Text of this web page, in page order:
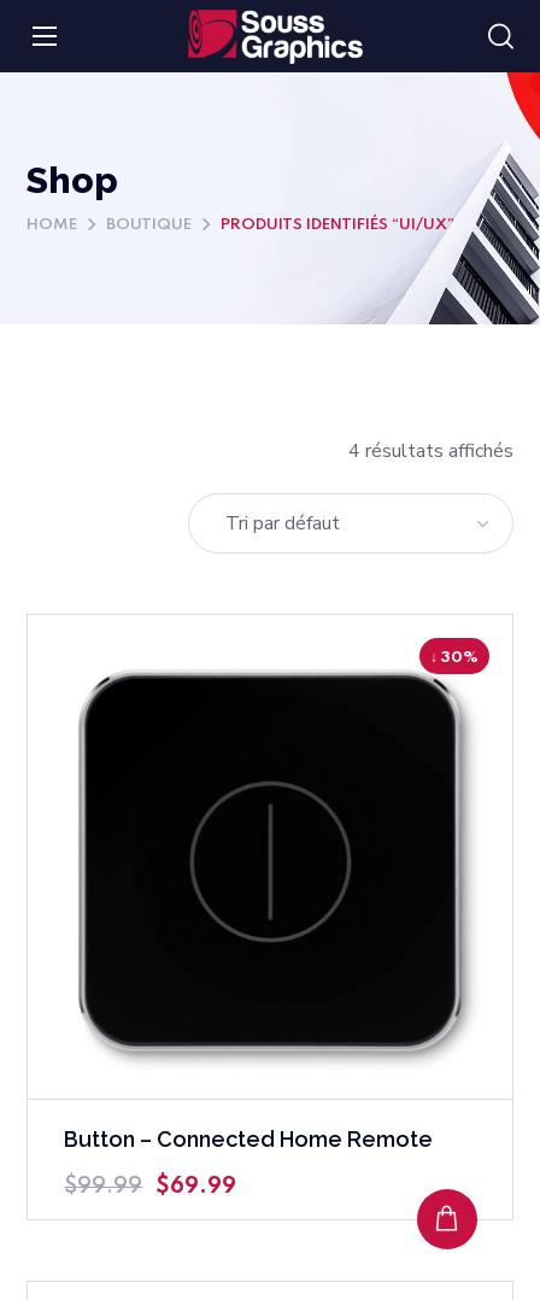
Shop
HOME BOUTIQUE PRODUITS IDENTIFIÉS “UI/UX”
4 résultats affichés
↓ 30%
Button – Connected Home Remote
$99.99 $69.99